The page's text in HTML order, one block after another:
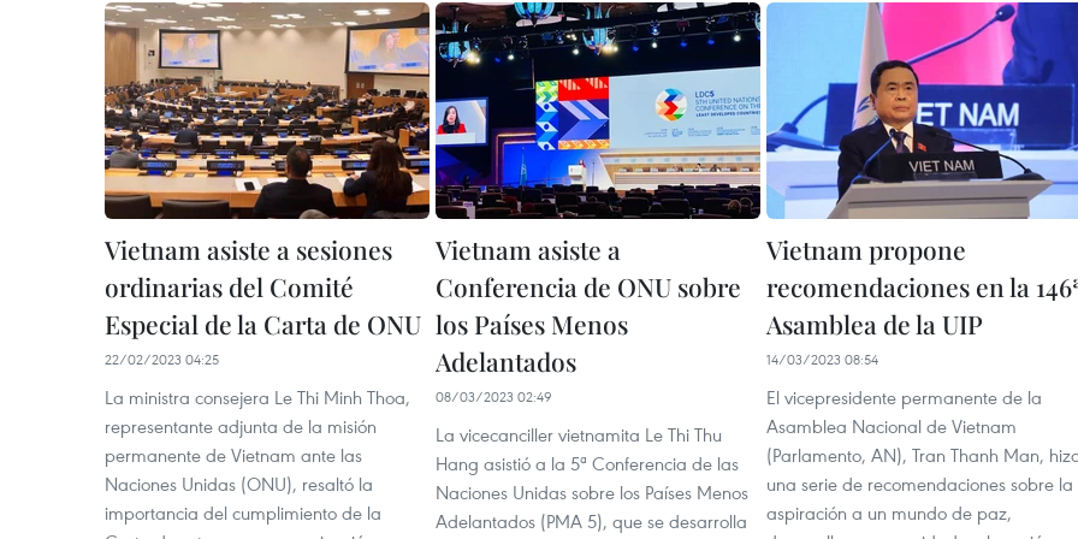
Vietnam asiste a sesiones
ordinarias del Comité
Especial de la Carta de ONU
22/02/2023 04:25
La ministra consejera Le Thi Minh Thoa,
representante adjunta de la misión
permanente de Vietnam ante las
Naciones Unidas (ONU), resaltó la
importancia del cumplimiento de la
Vietnam asiste a
Conferencia de ONU sobre
los Países Menos
Adelantados
08/03/2023 02:49
La vicecanciller vietnamita Le Thi Thu
Hang asistió a la 5ª Conferencia de las
Naciones Unidas sobre los Países Menos
Adelantados (PMA 5), que se desarrolla
Vietnam propone
recomendaciones en la
Asamblea de la UIP
14/03/2023 08:54
El vicepresidente permanente de la
Asamblea Nacional de Vietnam
(Parlamento, AN), Tran Thanh Man,
una serie de recomendaciones sobre la
aspiración a un mundo de paz,